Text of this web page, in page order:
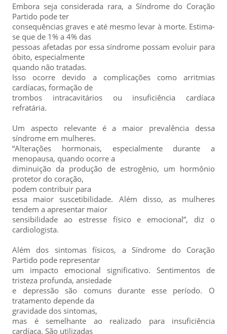
Embora seja considerada rara, a Síndrome do Coração
Partido pode ter
consequências graves e até mesmo levar à morte. Estima-
se que de 1% a 4% das
pessoas afetadas por essa síndrome possam evoluir para
óbito, especialmente
quando não tratadas.
Isso ocorre devido a complicações como arritmias
cardíacas, formação de
trombos intracavitários ou insuficiência cardíaca
refratária.
Um aspecto relevante é a maior prevalência dessa
síndrome em mulheres.
“Alterações hormonais, especialmente durante a
menopausa, quando ocorre a
diminuição da produção de estrogênio, um hormônio
protetor do coração,
podem contribuir para
essa maior suscetibilidade. Além disso, as mulheres
tendem a apresentar maior
sensibilidade ao estresse físico e emocional”, diz o
cardiologista.
Além dos sintomas físicos, a Síndrome do Coração
Partido pode representar
um impacto emocional significativo. Sentimentos de
tristeza profunda, ansiedade
e depressão são comuns durante esse período. O
tratamento depende da
gravidade dos sintomas,
mas é semelhante ao realizado para insuficiência
cardíaca. São utilizadas